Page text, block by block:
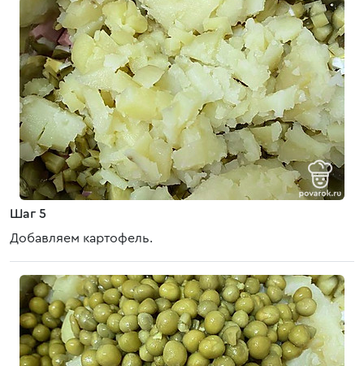
Шаг 5
Добавляем картофель.